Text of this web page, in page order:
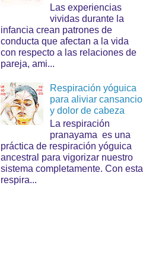
Las experiencias
vividas durante la
infancia crean patrones de
conducta que afectan a la vida
con respecto a las relaciones de
pareja, ami...
Respiración yóguica
para aliviar cansancio
y dolor de cabeza
La respiración
pranayama es una
práctica de respiración yóguica
ancestral para vigorizar nuestro
sistema completamente. Con esta
respira...